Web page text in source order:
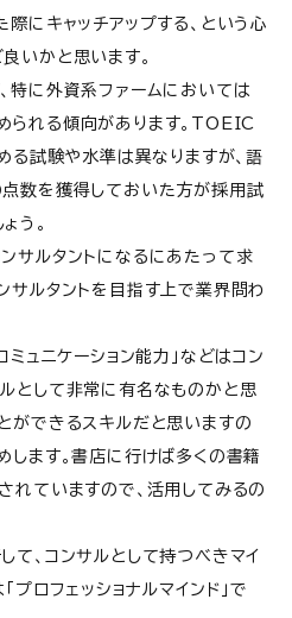
際にキャッチアップする、という心
いかと思います。
特に外資系ファームにおいては
られる傾向があります。TOEIC
る試験や水準は異なりますが、語
数を獲得しておいた方が採用試
う。
サルタントになるにあたって求
サルタントを目指す上で業界問わ
ミュニケーション能力」などはコン
として非常に有名なものかと思
ができるスキルだと思いますの
します。書店に行けば多くの書籍
れていますので、活用してみるの
て、コンサルとして持つべきマイ
プロフェッショナルマインド」で